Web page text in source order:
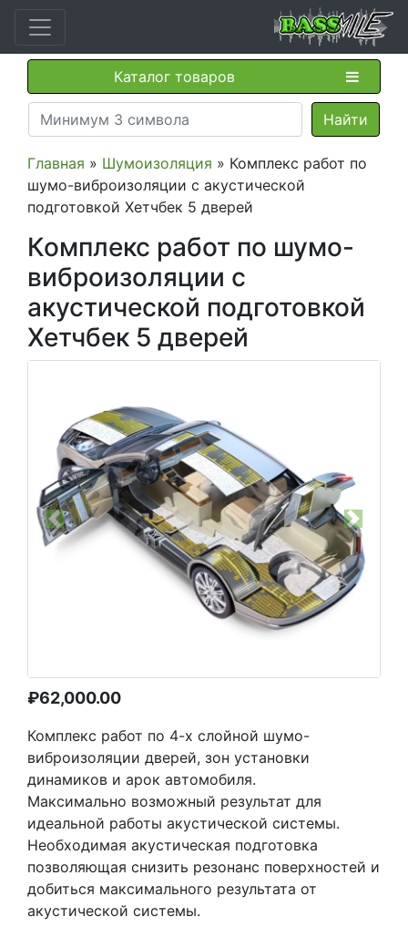
Каталог товаров
Главная » Шумоизоляция » Комплекс работ по
шумо-виброизоляции с акустической
подготовкой Хетчбек 5 дверей
Комплекс работ по шумо-
виброизоляции с
акустической подготовкой
Хетчбек 5 дверей
Previous Next
₽62,000.00
Комплекс работ по 4-х слойной шумо-
виброизоляции дверей, зон установки
динамиков и арок автомобиля.
Максимально возможный результат для
идеальной работы акустической системы.
Необходимая акустическая подготовка
позволяющая снизить резонанс поверхностей и
добиться максимального результата от
акустической системы.